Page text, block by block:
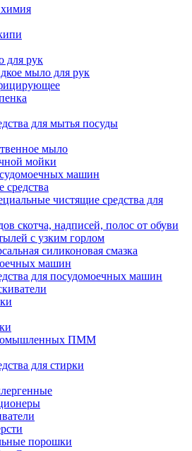
для рук
мыло для рук
для мытья посуды
мыло
мойки
машин
средства
чистящие средства для
скотча, надписей, полос от обуви
с узким горлом
силиконовая смазка
машин
для посудомоечных машин
ПММ
для стирки
порошки